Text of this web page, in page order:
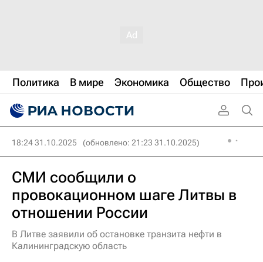
Политика В мире Экономика Общество
18:24 31.10.2025 (обновлено: 21:23 31.10.2025)
СМИ сообщили о
провокационном шаге Литвы в
отношении России
В Литве заявили об остановке транзита нефти в
Калининградскую область